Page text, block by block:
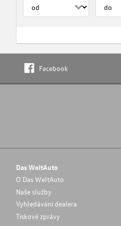
Facebook
Das WeltAuto
O Das WeltAuto
Naše služby
Vyhledávání dealera
Tiskové zprávy